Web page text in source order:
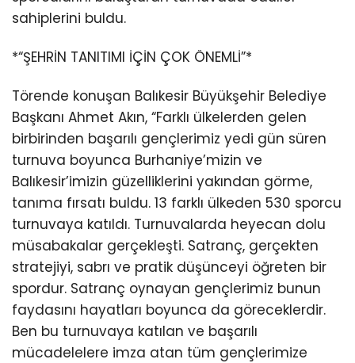
sahiplerini buldu.
*“ŞEHRİN TANITIMI İÇİN ÇOK ÖNEMLİ”*
Törende konuşan Balıkesir Büyükşehir Belediye
Başkanı Ahmet Akın, “Farklı ülkelerden gelen
birbirinden başarılı gençlerimiz yedi gün süren
turnuva boyunca Burhaniye’mizin ve
Balıkesir’imizin güzelliklerini yakından görme,
tanıma fırsatı buldu. 13 farklı ülkeden 530 sporcu
turnuvaya katıldı. Turnuvalarda heyecan dolu
müsabakalar gerçekleşti. Satranç, gerçekten
stratejiyi, sabrı ve pratik düşünceyi öğreten bir
spordur. Satranç oynayan gençlerimiz bunun
faydasını hayatları boyunca da göreceklerdir.
Ben bu turnuvaya katılan ve başarılı
mücadelelere imza atan tüm gençlerimize